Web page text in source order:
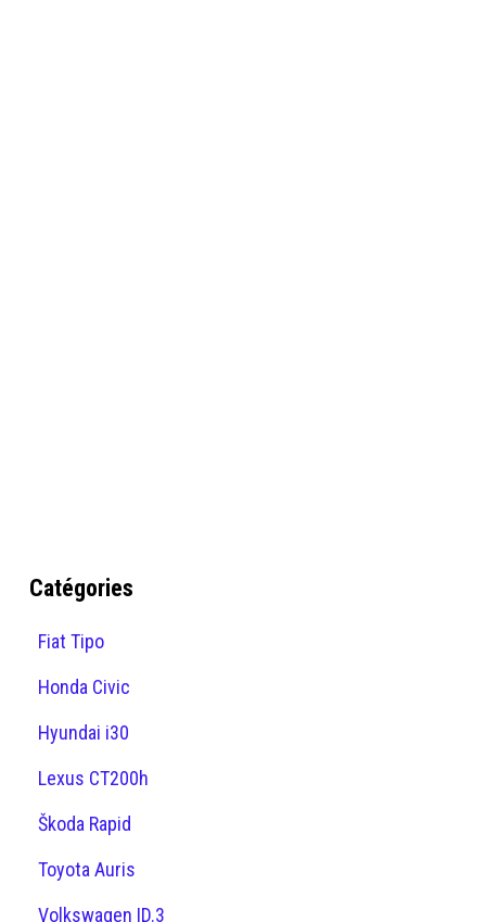
Catégories
Fiat Tipo
Honda Civic
Hyundai i30
Lexus CT200h
Škoda Rapid
Toyota Auris
Volkswagen ID.3